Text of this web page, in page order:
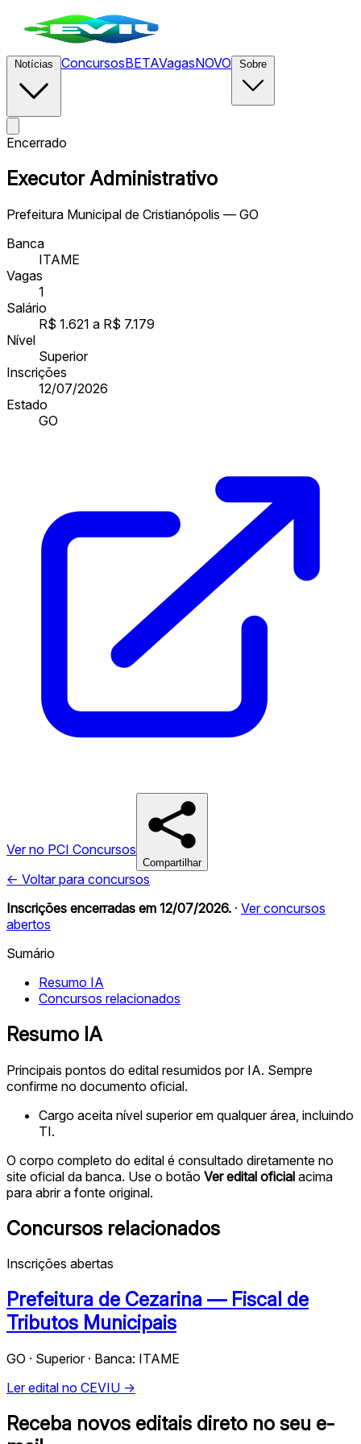
ConcursosBETAVagasNOVO
Encerrado
Executor Administrativo
Prefeitura Municipal de Cristianópolis — GO
Banca
ITAME
Vagas
1
Salário
R$ 1.621 a R$ 7.179
Nível
Superior
Inscrições
12/07/2026
Estado
GO
Ver no PCI Concursos
Compartilhar
← Voltar para concursos
Inscrições encerradas em 12/07/2026. · Ver concursos
abertos
Sumário
Resumo IA
Concursos relacionados
Resumo IA
Principais pontos do edital resumidos por IA. Sempre
confirme no documento oficial.
Cargo aceita nível superior em qualquer área, incluindo
TI.
O corpo completo do edital é consultado diretamente no
site oficial da banca. Use o botão Ver edital oficial acima
para abrir a fonte original.
Concursos relacionados
Inscrições abertas
Prefeitura de Cezarina — Fiscal de
Tributos Municipais
GO · Superior · Banca: ITAME
Ler edital no CEVIU →
Receba novos editais direto no seu e-